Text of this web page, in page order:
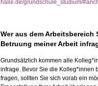
halle.de/grundschule_studium/
Wer aus dem
Betruung meiner Arbeit
Grundsätzlich kommen alle
infrage. Bevor Sie die Kolleg*innen
fragen, sollten Sie sich vorab ein